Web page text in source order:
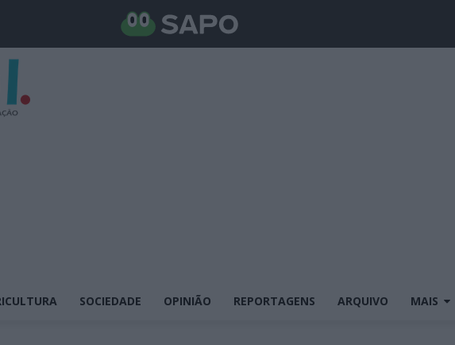
SOCIEDADE OPINIÃO REPORTAGENS ARQUIVO MAIS